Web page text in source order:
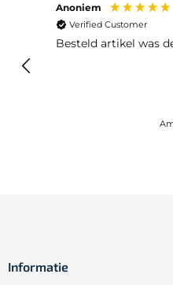
Anoniem
Verified Customer
Besteld artikel was
Informatie